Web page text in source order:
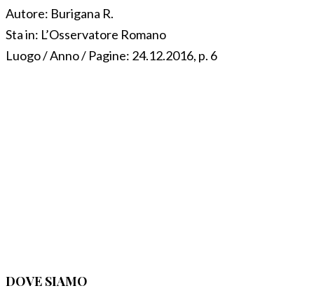
Autore: Burigana R.
Sta in: L’Osservatore Romano
Luogo / Anno / Pagine: 24.12.2016, p. 6
DOVE SIAMO